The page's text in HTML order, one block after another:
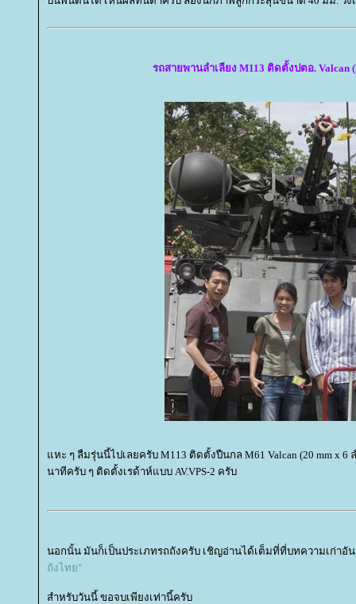
รถสายพานลำเลียง M113 ติดตั้งปตอ. Valcan
หะ ๆ ลืมรุ่นนี้ไปเลยครับ M113 ติดตั้งปืนกล M61 Valcan (20 mm x 6
นาทีครับ ๆ ติดตั้งเรด้าห์แบบ AV.VPS-2 ครับ
นอกนั้น มันก็เป็นประเภทรถถังครับ เชิญอ่านได้เต็มที่ที่บทความเก่าอั
ถังไทย"
สำหรับวันนี้ ขอจบเพียงเท่านี้ครับ